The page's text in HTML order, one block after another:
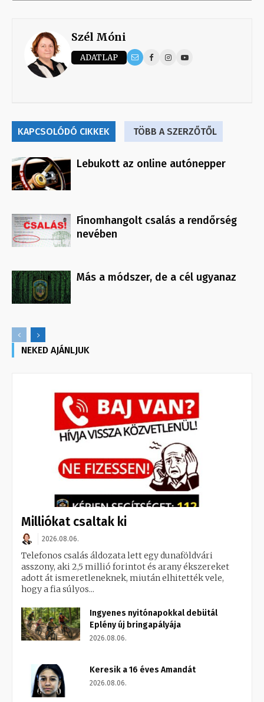
Szél Móni
ADATLAP
KAPCSOLÓDÓ CIKKEK TÖBB A SZERZŐTŐL
Lebukott az online autónepper
Finomhangolt csalás a rendőrség
nevében
Más a módszer, de a cél ugyanaz
NEKED AJÁNLJUK
Milliókat csaltak ki
2026.08.06.
Telefonos csalás áldozata lett egy dunaföldvári
asszony, aki 2,5 millió forintot és arany ékszereket
adott át ismeretleneknek, miután elhitették vele,
hogy a fia súlyos...
Ingyenes nyitónapokkal debütál
Eplény új bringapályája
2026.08.06.
Keresik a 16 éves Amandát
2026.08.06.